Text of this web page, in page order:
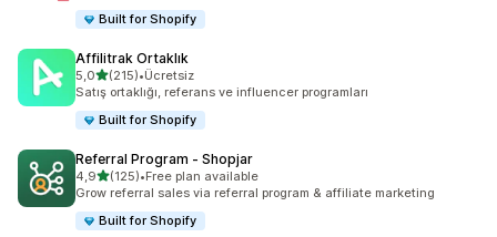
Built for Shopify
Affilitrak Ortaklık
5,05 yıldız üzerinden
(215)
toplam 215 değerlendirme
•Ücretsiz
Satış ortaklığı, referans ve influencer programları
Built for Shopify
Referral Program ‑ Shopjar
4,95 yıldız üzerinden
(125)
toplam 125 değerlendirme
•Free plan available
Grow referral sales via referral program & affiliate marketing
Built for Shopify